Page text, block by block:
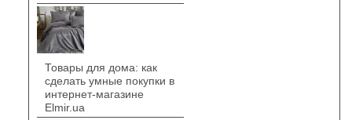
Товары для дома: как
сделать умные покупки в
интернет-магазине
Elmir.ua